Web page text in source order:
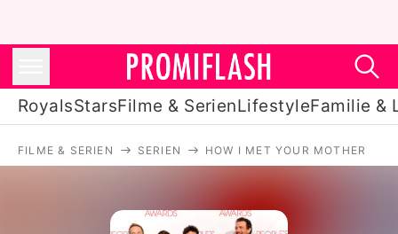
RoyalsStarsFilme & SerienLifestyleFamilie &
FILME & SERIEN SERIEN HOW I MET YOUR MOTHER